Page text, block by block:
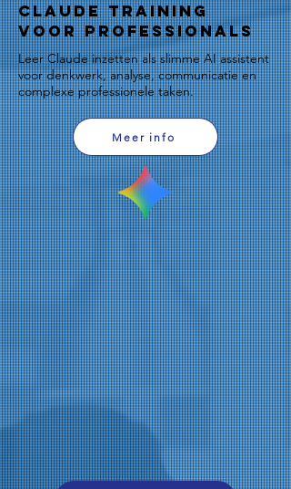
Claude Training
voor Professionals
Leer Claude inzetten als slimme AI assistent
voor denkwerk, analyse, communicatie en
complexe professionele taken.
Meer info